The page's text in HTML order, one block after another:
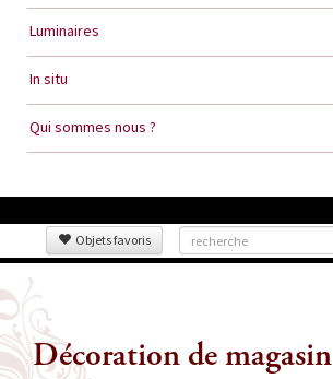
Luminaires
In situ
Qui sommes nous ?
Objets favoris
Décoration de magasin